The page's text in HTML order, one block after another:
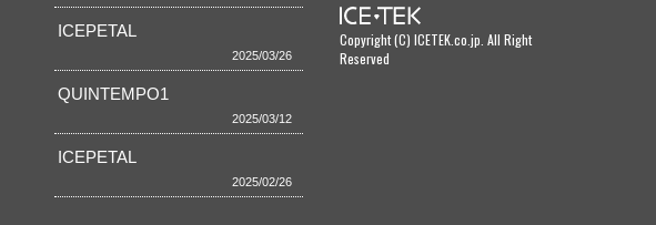
ICEPETAL
2025/03/26
QUINTEMPO1
2025/03/12
ICEPETAL
2025/02/26
Copyright (C) ICETEK.co.jp. All Right
Reserved